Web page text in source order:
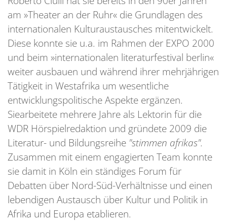
am »Theater an der Ruhr« die Grundlagen des
internationalen Kulturaustausches mitentwickelt.
Diese konnte sie u.a. im Rahmen der EXPO 2000
und beim »internationalen literaturfestival berlin«
weiter ausbauen und während ihrer mehrjährigen
Tätigkeit in Westafrika um wesentliche
entwicklungspolitische Aspekte ergänzen.
Siearbeitete mehrere Jahre als Lektorin für die
WDR Hörspielredaktion und gründete 2009 die
Literatur- und Bildungsreihe "stimmen afrikas".
Zusammen mit einem engagierten Team konnte
sie damit in Köln ein ständiges Forum für
Debatten über Nord-Süd-Verhältnisse und einen
lebendigen Austausch über Kultur und Politik in
Afrika und Europa etablieren.